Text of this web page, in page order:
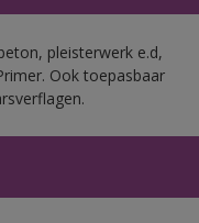
pleisterwerk e.d,
Ook toepasbaar